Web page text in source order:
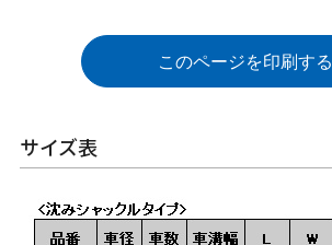
このページを印刷する
サイズ表